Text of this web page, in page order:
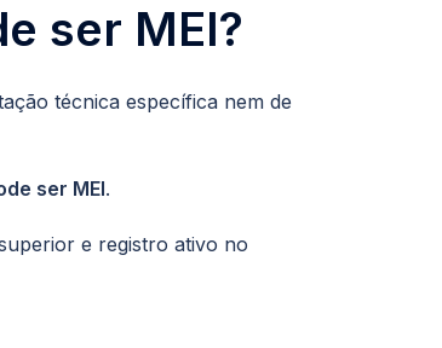
ser MEI?
técnica específica nem de
ser MEI.
e registro ativo no